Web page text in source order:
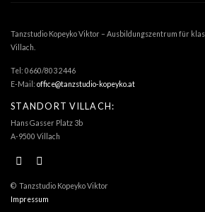
Tanzstudio Kopeyko Viktor – Ausbildungszentrum für
Villach.
Tel: 0660/803 2446
E-Mail: office@tanzstudio-kopeyko.at
STANDORT VILLACH:
Hans Gasser Platz 3b
A-9500 Villach
© Tanzstudio Kopeyko Viktor
Impressum